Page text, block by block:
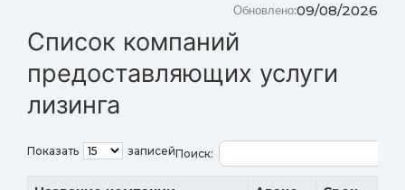
09/08/2026
Обновлено:
Список компаний
предоставляющих услуги
лизинга
Показать записейПоиск: